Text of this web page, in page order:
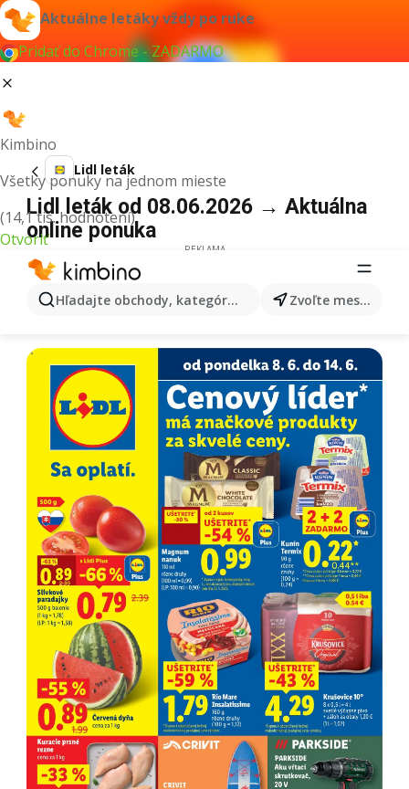
Aktuálne letáky vždy po ruke
Pridať do Chrome - ZADARMO
Kimbino
Všetky ponuky na jednom mieste
(14,1 tis. hodnotení)
Otvoriť
Hľadajte obchody, kategórie, produkty... Zvoľte mesto
Lidl leták
Lidl leták od 08.06.2026 → Aktuálna
online ponuka
REKLAMA